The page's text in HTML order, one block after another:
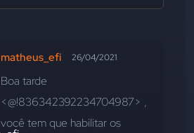
matheus_efi 26/04/2021
Boa tarde
<@!836342392234704987> ,
você tem que habilitar os